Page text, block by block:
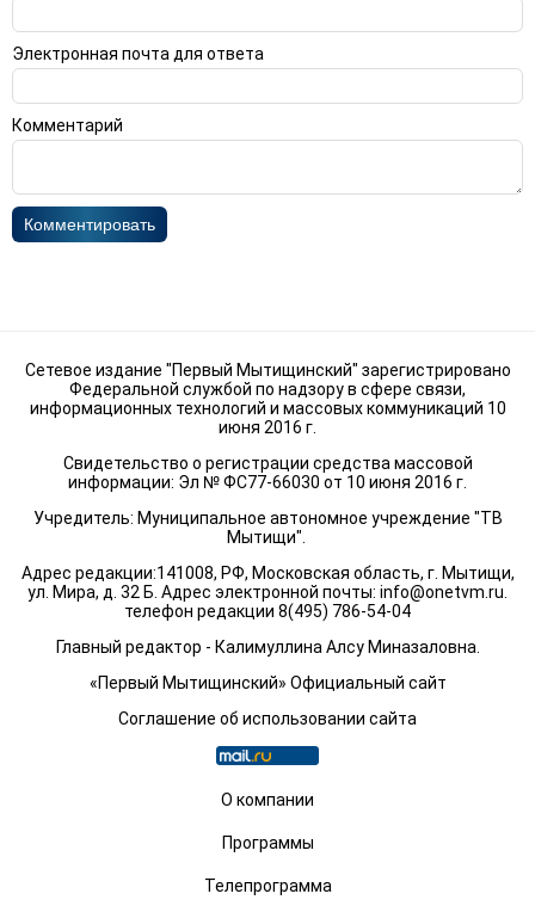
Электронная почта для ответа
Комментарий
Комментировать
Сетевое издание "Первый Мытищинский" зарегистрировано
Федеральной службой по надзору в сфере связи,
информационных технологий и массовых коммуникаций 10
июня 2016 г.
Свидетельство о регистрации средства массовой
информации: Эл № ФС77-66030 от 10 июня 2016 г.
Учредитель: Муниципальное автономное учреждение "ТВ
Мытищи".
Адрес редакции:141008, РФ, Московская область, г. Мытищи,
ул. Мира, д. 32 Б. Адрес электронной почты: info@onetvm.ru
телефон редакции 8(495) 786-54-04
Главный редактор - Калимуллина Алсу Миназаловна.
«Первый Мытищинский» Официальный сайт
Соглашение об использовании сайта
О компании
Программы
Телепрограмма